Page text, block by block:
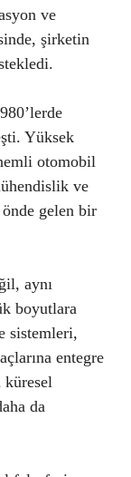
ve
şirketin
Yüksek
otomobil
ve
gelen bir
aynı
boyutlara
sistemleri,
entegre
küresel
da